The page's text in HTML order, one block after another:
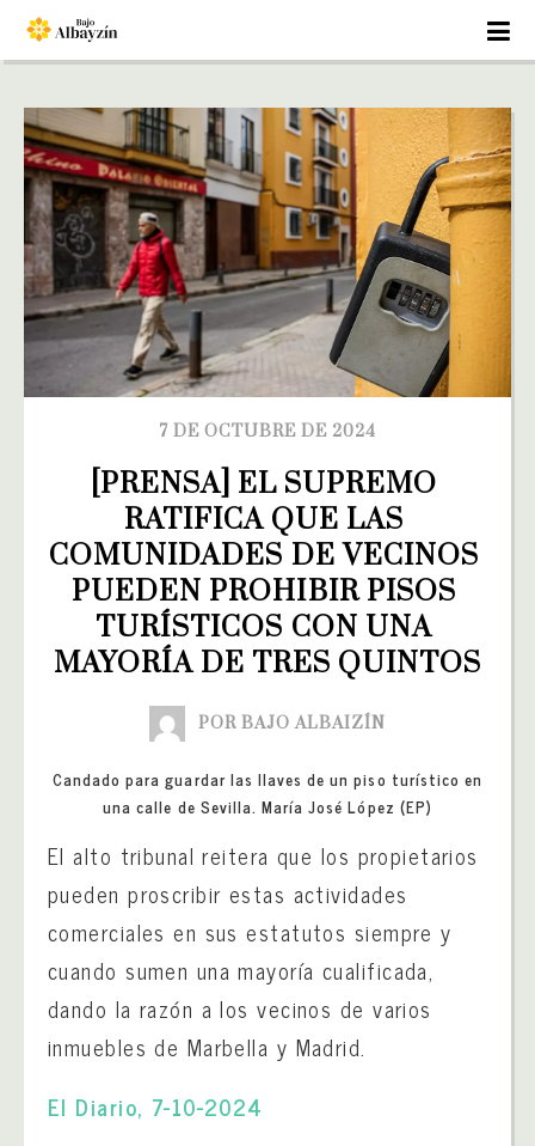
7 DE OCTUBRE DE 2024
[PRENSA] EL SUPREMO
RATIFICA QUE LAS
COMUNIDADES DE VECINOS
PUEDEN PROHIBIR PISOS
TURÍSTICOS CON UNA
MAYORÍA DE TRES QUINTOS
POR BAJO ALBAIZÍN
Candado para guardar las llaves de un piso turístico en
una calle de Sevilla. María José López (EP)
El alto tribunal reitera que los propietarios
pueden proscribir estas actividades
comerciales en sus estatutos siempre y
cuando sumen una mayoría cualificada,
dando la razón a los vecinos de varios
inmuebles de Marbella y Madrid.
El Diario, 7-10-2024